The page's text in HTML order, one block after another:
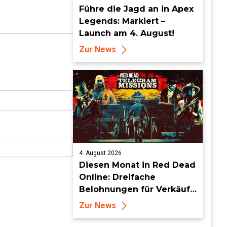
Führe die Jagd an in Apex
Legends: Markiert –
Launch am 4. August!
Zur News
4. August 2026
Diesen Monat in Red Dead
Online: Dreifache
Belohnungen für Verkäufe
von Sammlersätzen und
das Entdecken von
Zur News